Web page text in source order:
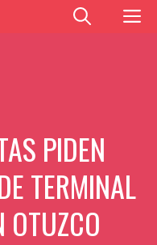
PIDEN
TERMINAL
OTUZCO